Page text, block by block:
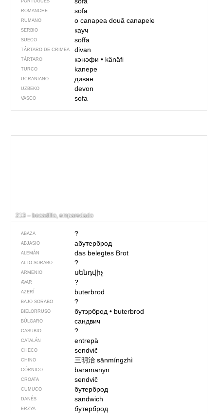
PORTUGUÉS
ROMANCHE sofa
RUMANO o canapeadouă canapele
SERBIO кауч
SUECO soffa
TÁRTARO DE CRIMEA divan
TÁRTARO кәнәфи• känäfi
TURCO kanepe
UCRANIANO диван
UZBEKO devon
VASCO sofa
213 – bocadillo, emparedado
ABAZA ?
ABJASIO абутерброд
ALEMÁN das belegtes Brot
ALTO SORABO ?
ARMENIO սենդվիչ
AVAR ?
AZERÍ buterbrod
BAJO SORABO ?
BIELORRUSO бутэрброд• buterbrod
BÚLGARO сандвич
CASUBIO ?
CATALÁN entrepà
CHECO sendvič
CHINO 三明治sānmíngzhì
CÓRNICO baramanyn
CROATA sendvič
CUMUCO бутерброд
DANÉS sandwich
ERZYA бутерброд